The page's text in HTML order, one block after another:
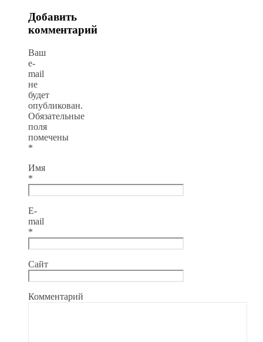
Добавить
комментарий
Ваш
e-
mail
не
будет
опубликован.
Обязательные
поля
помечены
*
Имя
*
E-
mail
*
Сайт
Комментарий